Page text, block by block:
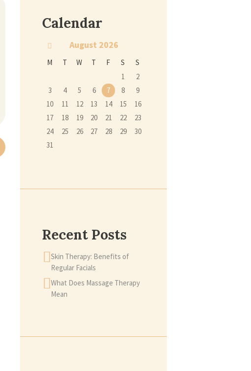
Calendar
August 2026
M T W T F S
S
1
2
3
4 5 6 7 8
9
10
11 12 13 14 15
16
17
18 19 20 21 22
23
24
25 26 27 28 29
30
31
Recent Posts
Skin Therapy: Benefits of
Regular Facials
What Does Massage Therapy
Mean